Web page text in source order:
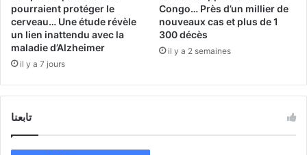
pourraient protéger le
cerveau… Une étude révèle
un lien inattendu avec la
maladie d’Alzheimer
il y a 7 jours
Congo… Près d’un millier de
nouveaux cas et plus de 1
300 décès
il y a 2 semaines
تابعنا